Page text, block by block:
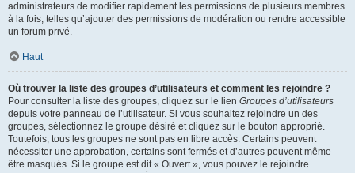
administrateurs de modifier rapidement les permissions de plusieurs membres
à la fois, telles qu’ajouter des permissions de modération ou rendre accessible
un forum privé.
Haut
Où trouver la liste des groupes d’utilisateurs et comment les rejoindre ?
Pour consulter la liste des groupes, cliquez sur le lien Groupes d’utilisateurs
depuis votre panneau de l’utilisateur. Si vous souhaitez rejoindre un des
groupes, sélectionnez le groupe désiré et cliquez sur le bouton approprié.
Toutefois, tous les groupes ne sont pas en libre accès. Certains peuvent
nécessiter une approbation, certains sont fermés et d’autres peuvent même
être masqués. Si le groupe est dit « Ouvert », vous pouvez le rejoindre